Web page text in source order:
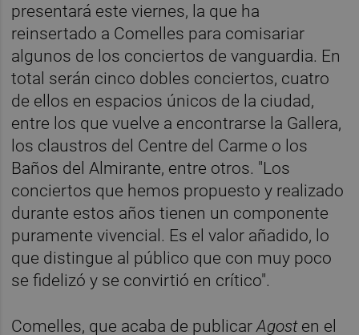
presentará este viernes, la que ha
reinsertado a Comelles para comisariar
algunos de los conciertos de vanguardia. En
total serán cinco dobles conciertos, cuatro
de ellos en espacios únicos de la ciudad,
entre los que vuelve a encontrarse la Gallera,
los claustros del Centre del Carme o los
Baños del Almirante, entre otros. "Los
conciertos que hemos propuesto y realizado
durante estos años tienen un componente
puramente vivencial. Es el valor añadido, lo
que distingue al público que con muy poco
se fidelizó y se convirtió en crítico".
Comelles, que acaba de publicarAgosten el